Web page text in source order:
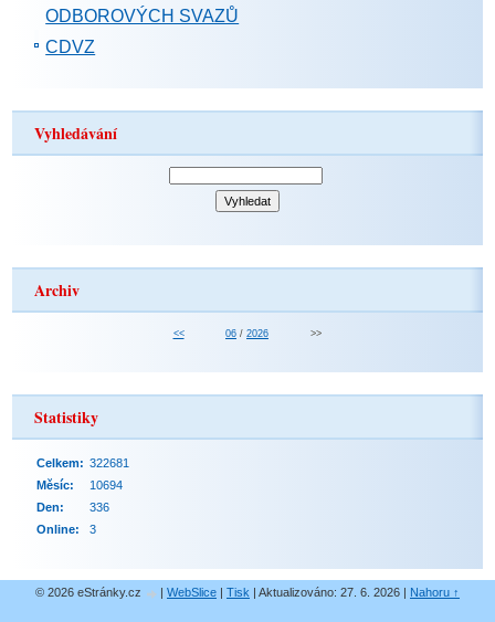
ODBOROVÝCH SVAZŮ
CDVZ
Vyhledávání
Archiv
<< 06 / 2026 >>
Statistiky
Online: 3
Celkem: 322681
Měsíc:
10694
Den:
336
© 2026 eStránky.cz | WebSlice | Tisk | Aktualizováno: 27. 6. 2026 | Nahoru ↑